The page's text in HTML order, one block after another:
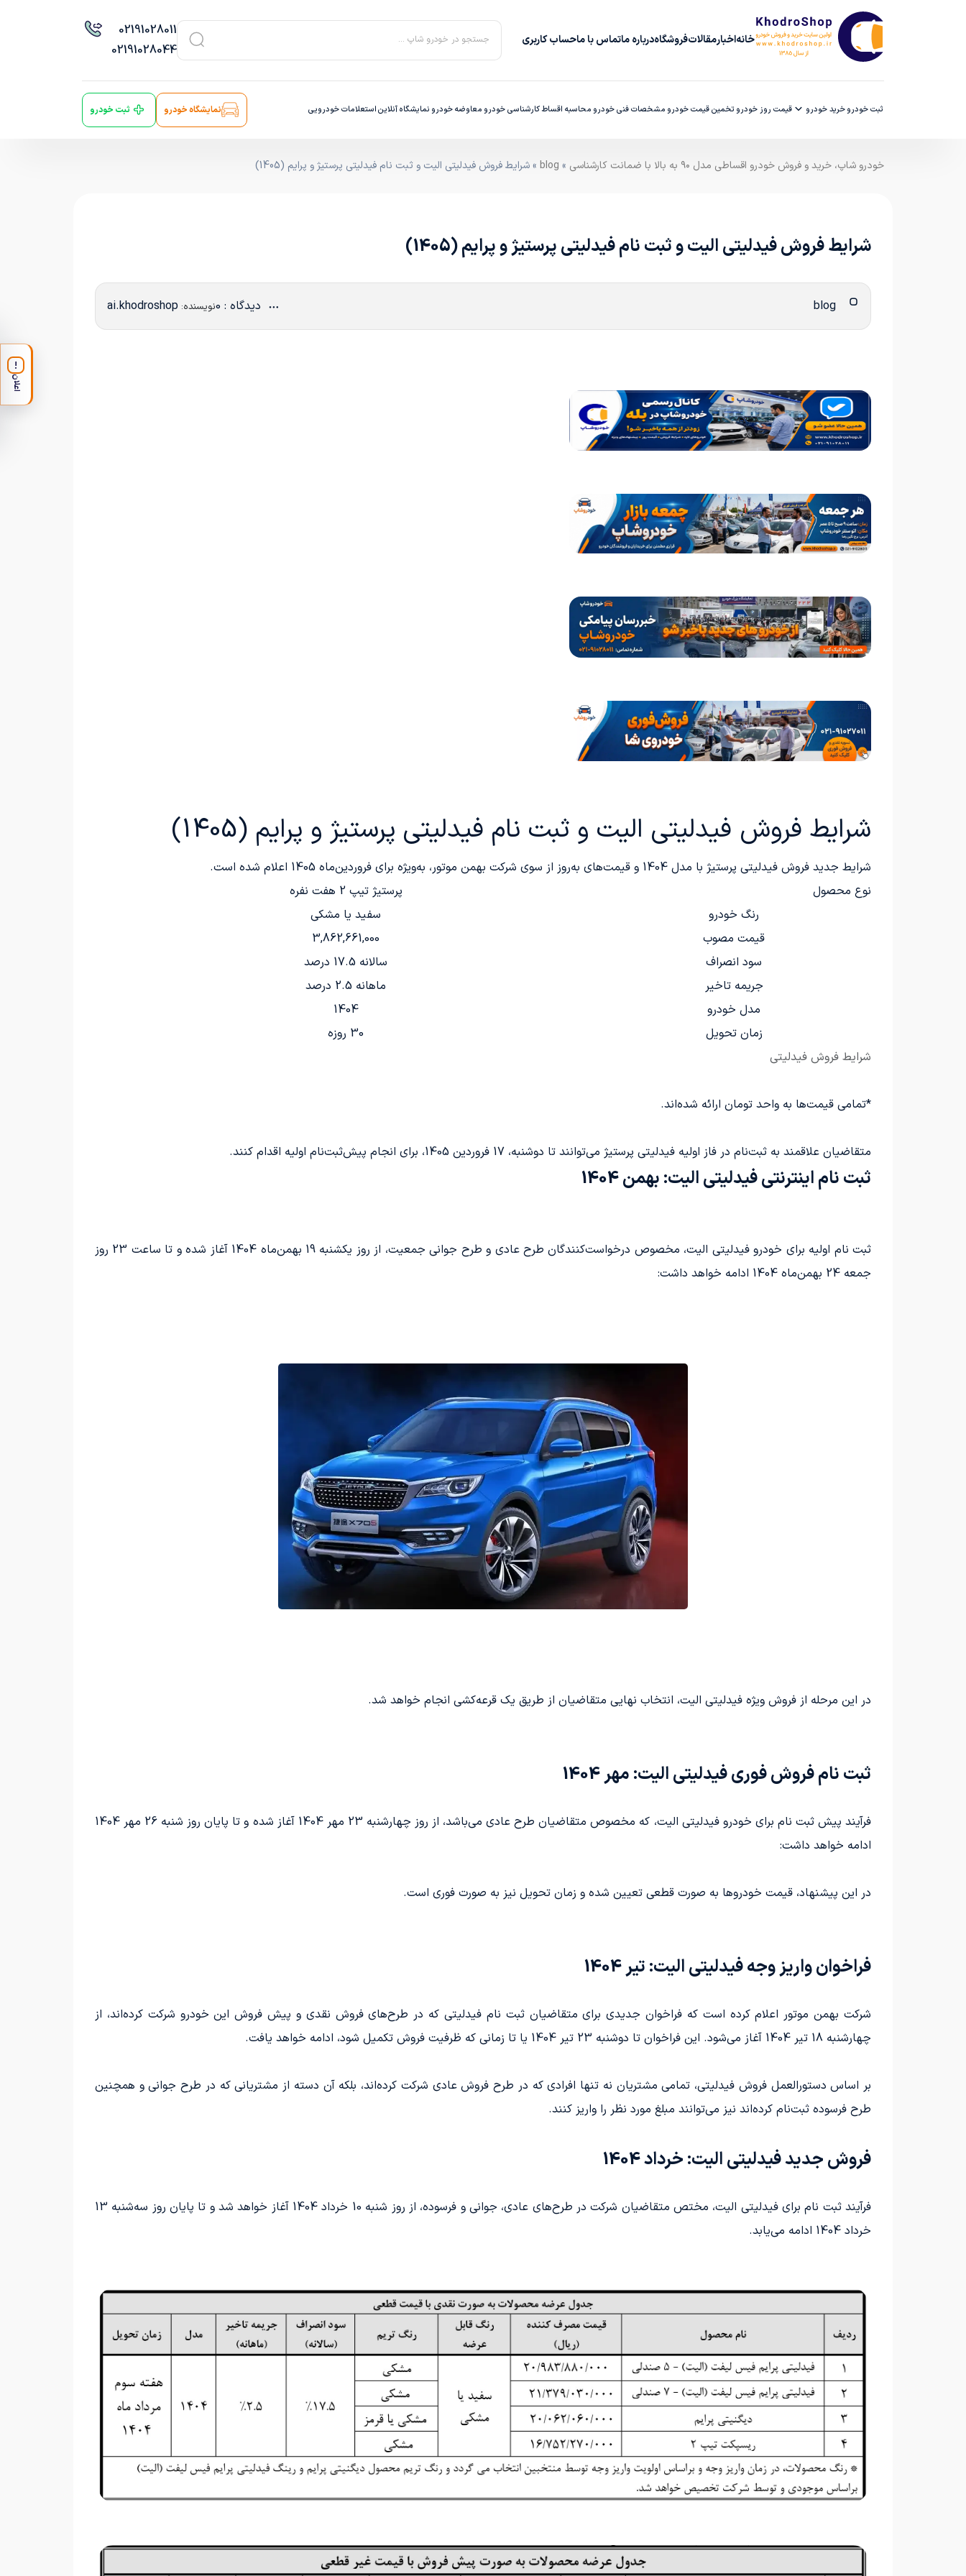
خانهاخبارمقالاتفروشگاهدرباره‌ ماتماس با ماحساب کاربری جستجو در خودرو شاپ ...
02191028011
02191028044
ثبت خودروخرید خودرو قیمت روز خودرو تخمین قیمت خودرو مشخصات فنی خودرو محاسبه اقساطکارشناسی خودرو معاوضه خودرو نمایشگاه آنلایناستعلامات خودرویی نمایشگاه خودرو ثبت خودرو
خودرو شاپ، خرید و فروش خودرو اقساطی مدل ۹۰ به بالا با ضمانت کارشناسی »
blog » شرایط فروش فیدلیتی الیت و ثبت نام فیدلیتی پرستیژ و پرایم (1405)
شرایط فروش فیدلیتی الیت و ثبت نام فیدلیتی پرستیژ و پرایم (1405)
دیدگاه : 0 نویسنده: ai.khodroshop
شرایط فروش فیدلیتی الیت و ثبت نام فیدلیتی پرستیژ و پرایم (1405)
شرایط جدید فروش فیدلیتی پرستیژ با مدل 1404 و قیمت‌های به‌روز از سوی شرکت بهمن موتور، به‌ویژه برای فروردین‌ماه 1405 اعلام شده است.
شرایط فروش فیدلیتی
نوع محصول
پرستیژ تیپ 2 هفت نفره
رنگ خودرو
سفید یا مشکی
قیمت مصوب
3,862,661,000
سود انصراف
سالانه 17.5 درصد
جریمه تاخیر
ماهانه 2.5 درصد
مدل خودرو
1404
زمان تحویل
30 روزه
*تمامی قیمت‌ها به واحد تومان ارائه شده‌اند.
متقاضیان علاقمند به ثبت‌نام در فاز اولیه فیدلیتی پرستیژ می‌توانند تا دوشنبه، 17 فروردین 1405، برای انجام پیش‌ثبت‌نام اولیه اقدام کنند.
ثبت نام اینترنتی فیدلیتی الیت: بهمن 1404
ثبت نام اولیه برای خودرو فیدلیتی الیت، مخصوص درخواست‌کنندگان طرح عادی و طرح جوانی جمعیت، از روز یکشنبه 19 بهمن‌ماه 1404 آغاز شده و تا ساعت 23 روز
جمعه 24 بهمن‌ماه 1404 ادامه خواهد داشت:
در این مرحله از فروش ویژه فیدلیتی الیت، انتخاب نهایی متقاضیان از طریق یک قرعه‌کشی انجام خواهد شد.
ثبت نام فروش فوری فیدلیتی الیت: مهر 1404
فرآیند پیش ثبت نام برای خودرو فیدلیتی الیت، که مخصوص متقاضیان طرح عادی می‌باشد، از روز چهارشنبه 23 مهر 1404 آغاز شده و تا پایان روز شنبه 26 مهر 1404
ادامه خواهد داشت:
در این پیشنهاد، قیمت خودروها به صورت قطعی تعیین شده و زمان تحویل نیز به صورت فوری است.
فراخوان واریز وجه فیدلیتی الیت: تیر 1404
شرکت بهمن موتور اعلام کرده است که فراخوان جدیدی برای متقاضیان ثبت نام فیدلیتی که در طرح‌های فروش نقدی و پیش فروش این خودرو شرکت کرده‌اند، از
چهارشنبه 18 تیر 1404 آغاز می‌شود. این فراخوان تا دوشنبه 23 تیر 1404 یا تا زمانی که ظرفیت فروش تکمیل شود، ادامه خواهد یافت.
بر اساس دستورالعمل فروش فیدلیتی، تمامی مشتریان نه تنها افرادی که در طرح فروش عادی شرکت کرده‌اند، بلکه آن دسته از مشتریانی که در طرح جوانی و همچنین
طرح فرسوده ثبت‌نام کرده‌اند نیز می‌توانند مبلغ مورد نظر را واریز کنند.
فروش جدید فیدلیتی الیت: خرداد 1404
فرآیند ثبت نام برای فیدلیتی الیت، مختص متقاضیان شرکت در طرح‌های عادی، جوانی و فرسوده، از روز شنبه 10 خرداد 1404 آغاز خواهد شد و تا پایان روز سه‌شنبه 13
خرداد 1404 ادامه می‌یابد.
!
اعلان